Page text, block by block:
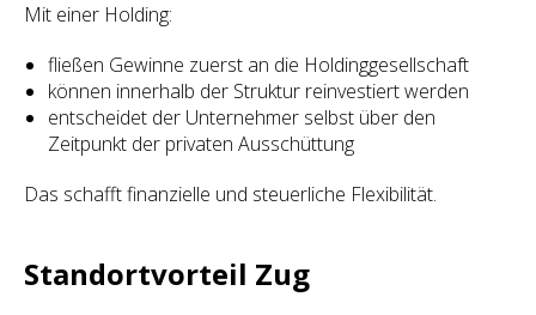
Mit einer Holding:
fließen Gewinne zuerst an die Holdinggesellschaft
können innerhalb der Struktur reinvestiert werden
entscheidet der Unternehmer selbst über den
Zeitpunkt der privaten Ausschüttung
Das schafft finanzielle und steuerliche Flexibilität.
Standortvorteil Zug